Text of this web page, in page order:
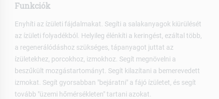
Funkciók
Enyhíti az ízületi fájdalmakat. Segíti a salakanyagok kiürülését
az ízületi folyadékból. Helyileg élénkíti a keringést, ezáltal több,
a regenerálódáshoz szükséges, tápanyagot juttat az
ízületekhez, porcokhoz, izmokhoz. Segít megnövelni a
beszűkült mozgástartományt. Segít kilazítani a bemerevedett
izmokat. Segít gyorsabban "bejáratni" a fájó ízületet, és segít
tovább "üzemi hőmérsékleten" tartani azokat.